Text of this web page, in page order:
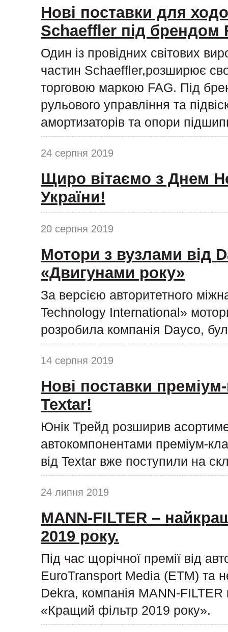
Нові поставки для
Schaeffler під брендом
Один із провідних світових
частин Schaeffler,розширює
торговою маркою FAG. Під
рульового управління та
амортизаторів та опори
24 серпня 2019
Щиро вітаємо з Днем
України!
20 серпня 2019
Мотори з вузлами від
«Двигунами року»
За версією авторитетного
Technology International»
розробила компанія Dayco,
14 серпня 2019
Нові поставки
Textar!
Юнік Трейд розширив
автокомпонентами преміум-
від Textar вже поступили на
24 липня 2019
MANN-FILTER –
2019 року.
Під час щорічної премії від
EuroTransport Media (ETM) та
Dekra, компанія MANN-FILTER
«Кращий фільтр 2019 року».